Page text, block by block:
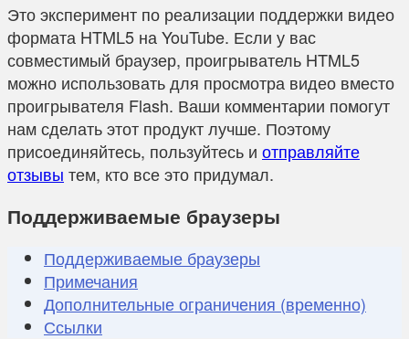
Это эксперимент по реализации поддержки видео
формата HTML5 на YouTube. Если у вас
совместимый браузер, проигрыватель HTML5
можно использовать для просмотра видео вместо
проигрывателя Flash. Ваши комментарии помогут
нам сделать этот продукт лучше. Поэтому
присоединяйтесь, пользуйтесь и отправляйте
отзывы тем, кто все это придумал.
Поддерживаемые браузеры
Поддерживаемые браузеры
Примечания
Дополнительные ограничения (временно)
Ссылки